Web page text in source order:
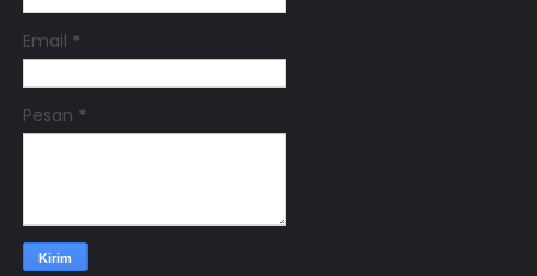
Email *
Pesan *